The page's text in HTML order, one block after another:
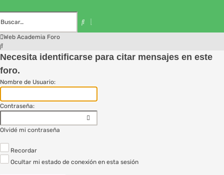
Buscar
avanzada
Web Academia Foro
Buscar
Necesita identificarse para citar mensajes en este
foro.
Nombre de Usuario:
Contraseña:
Olvidé mi contraseña
Recordar
Ocultar mi estado de conexión en esta sesión